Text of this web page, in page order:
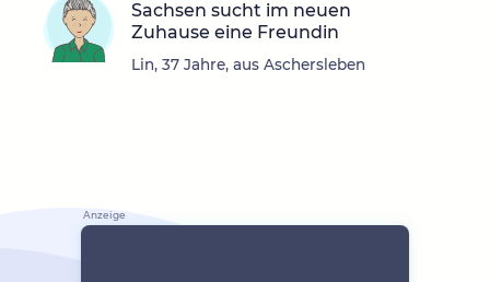
Sachsen sucht im neuen
Zuhause eine Freundin
Lin, 37 Jahre, aus Aschersleben